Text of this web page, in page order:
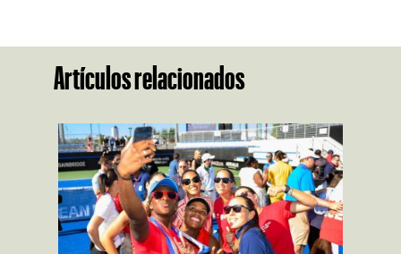
Artículos relacionados